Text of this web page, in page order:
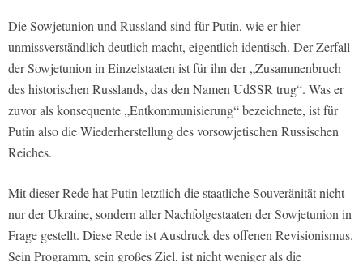
Die Sowjetunion und Russland sind für Putin, wie er hier
unmissverständlich deutlich macht, eigentlich identisch. Der Zerfall
der Sowjetunion in Einzelstaaten ist für ihn der „Zusammenbruch
des historischen Russlands, das den Namen UdSSR trug“. Was er
zuvor als konsequente „Entkommunisierung“ bezeichnete, ist für
Putin also die Wiederherstellung des vorsowjetischen Russischen
Reiches.
Mit dieser Rede hat Putin letztlich die staatliche Souveränität nicht
nur der Ukraine, sondern aller Nachfolgestaaten der Sowjetunion in
Frage gestellt. Diese Rede ist Ausdruck des offenen Revisionismus.
Sein Programm, sein großes Ziel, ist nicht weniger als die